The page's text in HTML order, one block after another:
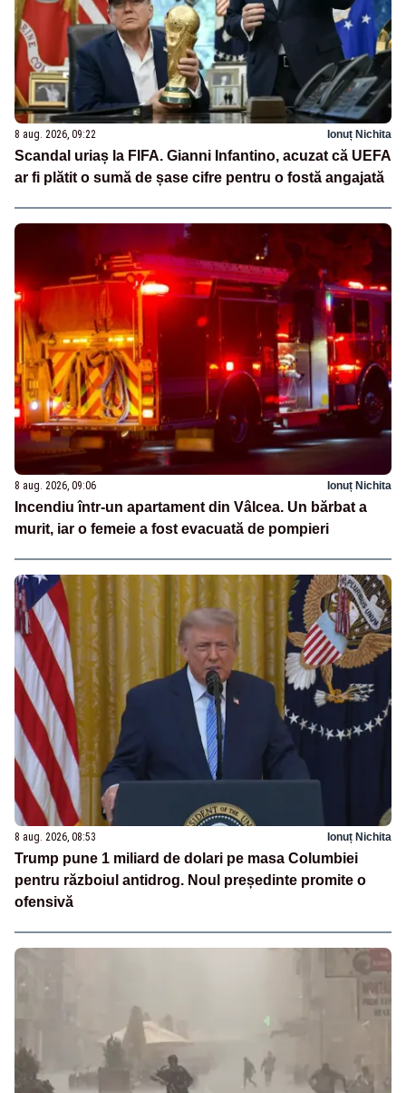
8 aug. 2026, 09:22 Ionuț Nichita
Scandal uriaș la FIFA. Gianni Infantino, acuzat că UEFA
ar fi plătit o sumă de șase cifre pentru o fostă angajată
8 aug. 2026, 09:06 Ionuț Nichita
Incendiu într-un apartament din Vâlcea. Un bărbat a
murit, iar o femeie a fost evacuată de pompieri
8 aug. 2026, 08:53 Ionuț Nichita
Trump pune 1 miliard de dolari pe masa Columbiei
pentru războiul antidrog. Noul președinte promite o
ofensivă